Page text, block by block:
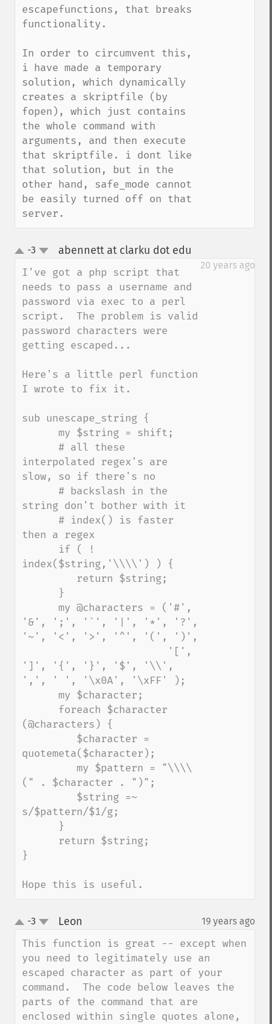
escapefunctions, that breaks
functionality.
In order to circumvent this,
i have made a temporary
solution, which dynamically
creates a skriptfile (by
fopen), which just contains
the whole command with
arguments, and then execute
that skriptfile. i dont like
that solution, but in the
other hand, safe_mode cannot
be easily turned off on that
server.
up-3 abennett at clarku dot edu
20 years ago
I've got a php script that
needs to pass a username and
password via exec to a perl
script.  The problem is valid
password characters were
getting escaped...
Here's a little perl function
I wrote to fix it.
sub unescape_string {
interpolated regex's are
slow, so if there's no
string don't bother with it
then a regex
index($string,'\\\\') ) {
'&', ';', '`', '|', '*', '?',
'~', '<', '>', '^', '(', ')',
']', '{', '}', '$', '\\',
',', ' ', '\x0A', '\xFF' );
(@characters) {
quotemeta($character);
(" . $character . ")";
s/$pattern/$1/g;
}
Hope this is useful.
up-3 Leon 19 years ago
This function is great -- except when
you need to legitimately use an
escaped character as part of your
command.  The code below leaves the
parts of the command that are
enclosed within single quotes alone,